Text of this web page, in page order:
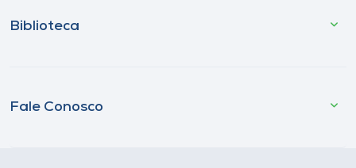
Biblioteca
Fale Conosco